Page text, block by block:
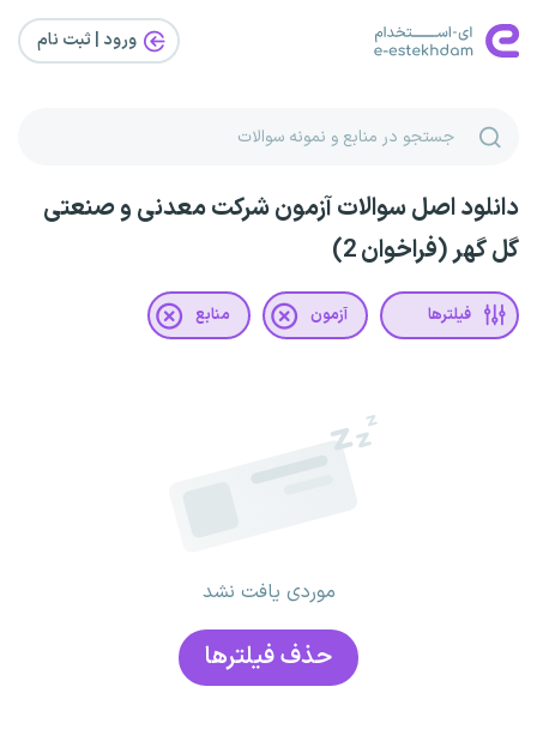
ورود | ثبت‌ نام
دانلود اصل سوالات آزمون شرکت معدنی و صنعتی
گل گهر (فراخوان 2)
فیلترها آزمون منابع
موردی یافت نشد
حذف فیلتر‌ها